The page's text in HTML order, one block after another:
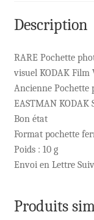
Description
RARE Pochette
visuel KODAK Film
Ancienne
EASTMAN KODAK
Bon état
Format pochette
Poids : 10 g
Envoi en Lettre
Produits